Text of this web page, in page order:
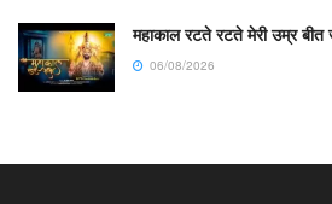
महाकाल रटते रटते मेरी उम्र बीत
06/08/2026